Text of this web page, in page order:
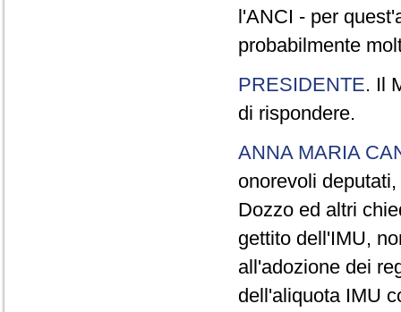
l'ANCI - per
probabilmente
PRESIDENTE. Il
di rispondere.
ANNA MARIA
onorevoli
Dozzo ed altri
gettito dell'IMU,
all'adozione dei
dell'aliquota IMU